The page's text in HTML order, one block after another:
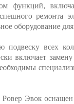
функций,
ремонта
оборудование
подвеску всех
включает
Эвок